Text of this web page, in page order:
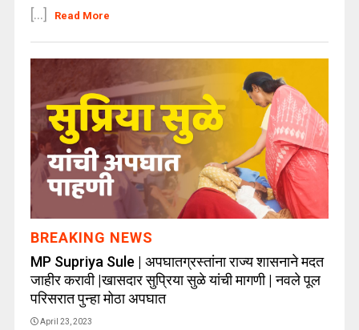
[...]
Read More
BREAKING NEWS
MP Supriya Sule | अपघातग्रस्तांना राज्य शासनाने मदत
जाहीर करावी |खासदार सुप्रिया सुळे यांची मागणी | नवले पूल
परिसरात पुन्हा मोठा अपघात
April 23, 2023